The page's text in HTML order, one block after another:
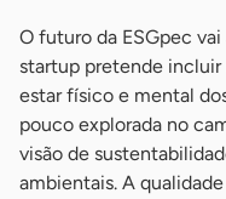
O futuro da ESGpec
startup pretende incluir
estar físico e mental
pouco explorada no
visão de
ambientais. A